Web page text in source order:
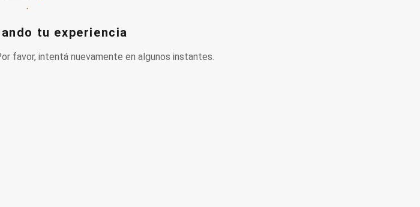
tu experiencia
favor, intentá nuevamente en algunos instantes.